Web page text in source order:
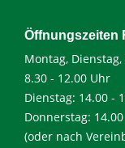
Öffnungszeiten
Montag,
8.30 - 12.00 Uhr
Dienstag: 14.00 -
Donnerstag:
(oder nach